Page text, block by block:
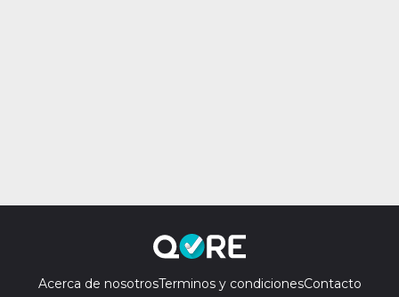
Acerca de nosotrosTerminos y condicionesContacto